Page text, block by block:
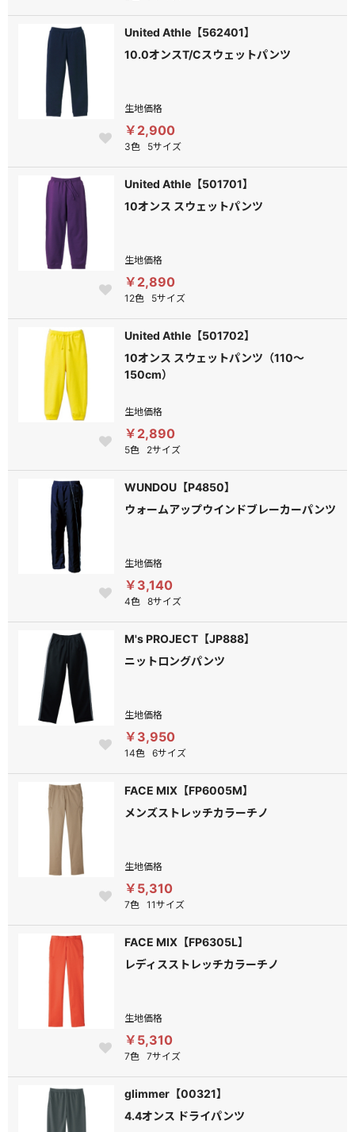
United Athle【562401】
10.0オンスT/Cスウェットパンツ
生地価格
￥2,900
3色 5サイズ
United Athle【501701】
10オンス スウェットパンツ
生地価格
￥2,890
12色 5サイズ
United Athle【501702】
10オンス スウェットパンツ（110～
150cm）
生地価格
￥2,890
5色 2サイズ
WUNDOU【P4850】
ウォームアップウインドブレーカーパンツ
生地価格
￥3,140
4色 8サイズ
M's PROJECT【JP888】
ニットロングパンツ
生地価格
￥3,950
14色 6サイズ
FACE MIX【FP6005M】
メンズストレッチカラーチノ
生地価格
￥5,310
7色 11サイズ
FACE MIX【FP6305L】
レディスストレッチカラーチノ
生地価格
￥5,310
7色 7サイズ
glimmer【00321】
4.4オンス ドライパンツ